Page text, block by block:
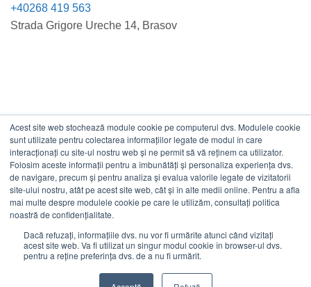
Acest site web stochează module cookie pe computerul dvs. Modulele cookie
sunt utilizate pentru colectarea informațiilor legate de modul în care
interacționați cu site-ul nostru web și ne permit să vă reținem ca utilizator.
Folosim aceste informații pentru a îmbunătăți și personaliza experiența dvs.
de navigare, precum și pentru analiza și evalua valorile legate de vizitatorii
site-ului nostru, atât pe acest site web, cât și în alte medii online. Pentru a afla
mai multe despre modulele cookie pe care le utilizăm, consultați politica
noastră de confidențialitate.
Dacă refuzați, informațiile dvs. nu vor fi urmărite atunci când vizitați
acest site web. Va fi utilizat un singur modul cookie în browser-ul dvs.
pentru a reține preferința dvs. de a nu fi urmărit.
+40268 419 563
Strada Grigore Ureche 14, Brasov
DATE COMERCIALE
ESTICO S.R.L.
CIF: RO1094402.
Reg.Com: J08/469/1991.
Visa MasterCard
Cash
Stripe